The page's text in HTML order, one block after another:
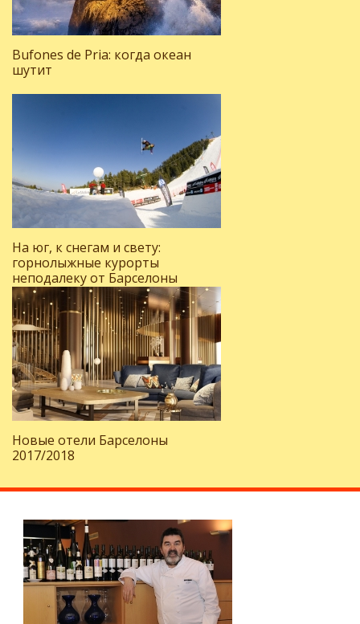
Bufones de Pria: когда океан
шутит
На юг, к снегам и свету:
горнолыжные курорты
неподалеку от Барселоны
Новые отели Барселоны
2017/2018